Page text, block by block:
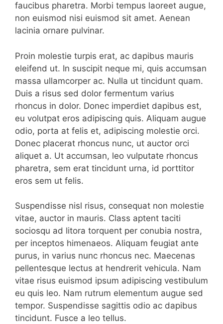
faucibus pharetra. Morbi tempus laoreet augue,
non euismod nisi euismod sit amet. Aenean
lacinia ornare pulvinar.
Proin molestie turpis erat, ac dapibus mauris
eleifend ut. In suscipit neque mi, quis accumsan
massa ullamcorper ac. Nulla ut tincidunt quam.
Duis a risus sed dolor fermentum varius
rhoncus in dolor. Donec imperdiet dapibus est,
eu volutpat eros adipiscing quis. Aliquam augue
odio, porta at felis et, adipiscing molestie orci.
Donec placerat rhoncus nunc, ut auctor orci
aliquet a. Ut accumsan, leo vulputate rhoncus
pharetra, sem erat tincidunt urna, id porttitor
eros sem ut felis.
Suspendisse nisl risus, consequat non molestie
vitae, auctor in mauris. Class aptent taciti
sociosqu ad litora torquent per conubia nostra,
per inceptos himenaeos. Aliquam feugiat ante
purus, in varius nunc rhoncus nec. Maecenas
pellentesque lectus at hendrerit vehicula. Nam
vitae risus euismod ipsum adipiscing vestibulum
eu quis leo. Nam rutrum elementum augue sed
tempor. Suspendisse sagittis odio ac dapibus
tincidunt. Fusce a leo tellus.